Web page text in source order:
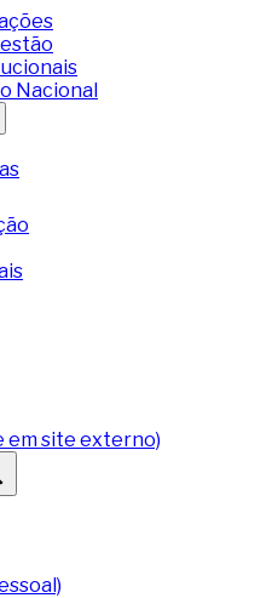
Nacional
em site externo)